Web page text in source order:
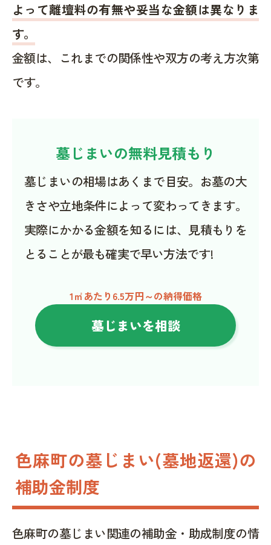
よって離壇料の有無や妥当な金額は異なりま
す。
金額は、これまでの関係性や双方の考え方次第
です。
墓じまいの無料見積もり
墓じまいの相場はあくまで目安。お墓の大
きさや立地条件によって変わってきます。
実際にかかる金額を知るには、見積もりを
とることが最も確実で早い方法です!
1㎡あたり6.5万円～の納得価格
墓じまいを相談
色麻町の墓じまい(墓地返還)の
補助金制度
色麻町の墓じまい関連の補助金・助成制度の情